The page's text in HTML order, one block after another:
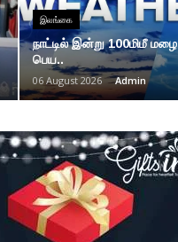
இலங்கை
நாட்டில் இன்று 100மிமீ மழை
பெய..
06 August 2026 Admin